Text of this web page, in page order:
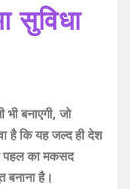
सुविधा
बनाएगी, जो
है कि यह जल्द ही देश
पहल का मकसद
बनाना है।